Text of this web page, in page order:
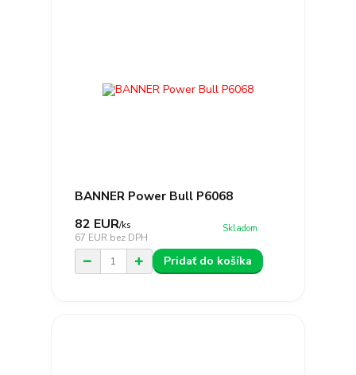
BANNER Power Bull P6068
82 EUR/ks
67 EUR bez DPH
Skladom
Pridať do košíka